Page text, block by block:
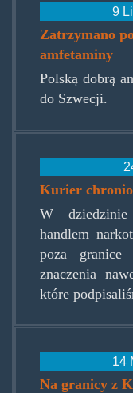
9
Zatrzymano
amfetaminy
Polską dobrą
do Szwecji.
Kurier
W
handlem
poza granice
znaczenia
które
14
Na granicy z